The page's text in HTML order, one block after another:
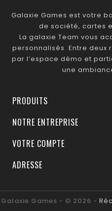
Galaxie Games est votre
de société, cartes
La galaxie Team vous
personnalisés. Entre deux
par l’espace démo et
une
PRODUITS
NOTRE ENTREPRISE
VOTRE COMPTE
ADRESSE
Galaxie Games - © 2026 -